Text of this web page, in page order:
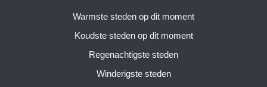
Warmste steden op dit moment
Koudste steden op dit moment
Regenachtigste steden
Winderigste steden